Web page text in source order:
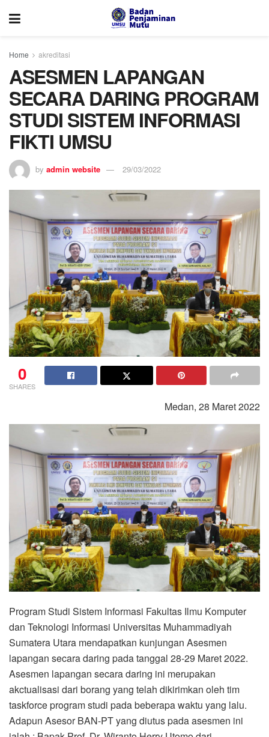
Home akreditasi
ASESMEN LAPANGAN
SECARA DARING PROGRAM
STUDI SISTEM INFORMASI
FIKTI UMSU
by admin website 29/03/2022
0
SHARES
Medan, 28 Maret 2022
Program Studi Sistem Informasi Fakultas Ilmu Komputer
dan Teknologi Informasi Universitas Muhammadiyah
Sumatera Utara mendapatkan kunjungan Asesmen
lapangan secara daring pada tanggal 28-29 Maret 2022.
Asesmen lapangan secara daring ini merupakan
akctualisasi dari borang yang telah dikirimkan oleh tim
taskforce program studi pada beberapa waktu yang lalu.
Adapun Asesor BAN-PT yang diutus pada asesmen ini